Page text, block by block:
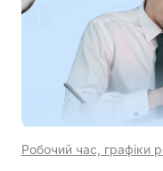
Робочий час, графіки